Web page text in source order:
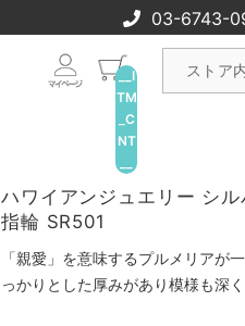
03-6743-
__I
TM
_C
NT
ハワイアンジュエリー シ
指輪 SR501
「親愛」を意味するプルメリアが
っかりとした厚みがあり模様も深